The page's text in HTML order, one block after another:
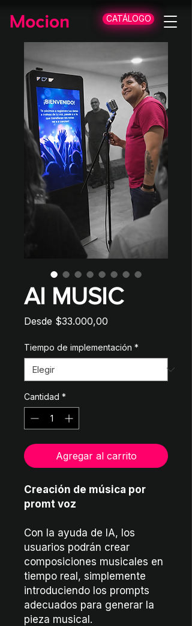
CATÁLOGO
AI MUSIC
Desde $33.000,00
oferta
Tiempo de implementación *
Cantidad *
Agregar al carrito
Creación de música por
promt voz
Con la ayuda de IA, los
usuarios podrán crear
composiciones musicales en
tiempo real, simplemente
introduciendo los prompts
adecuados para generar la
pieza musical.